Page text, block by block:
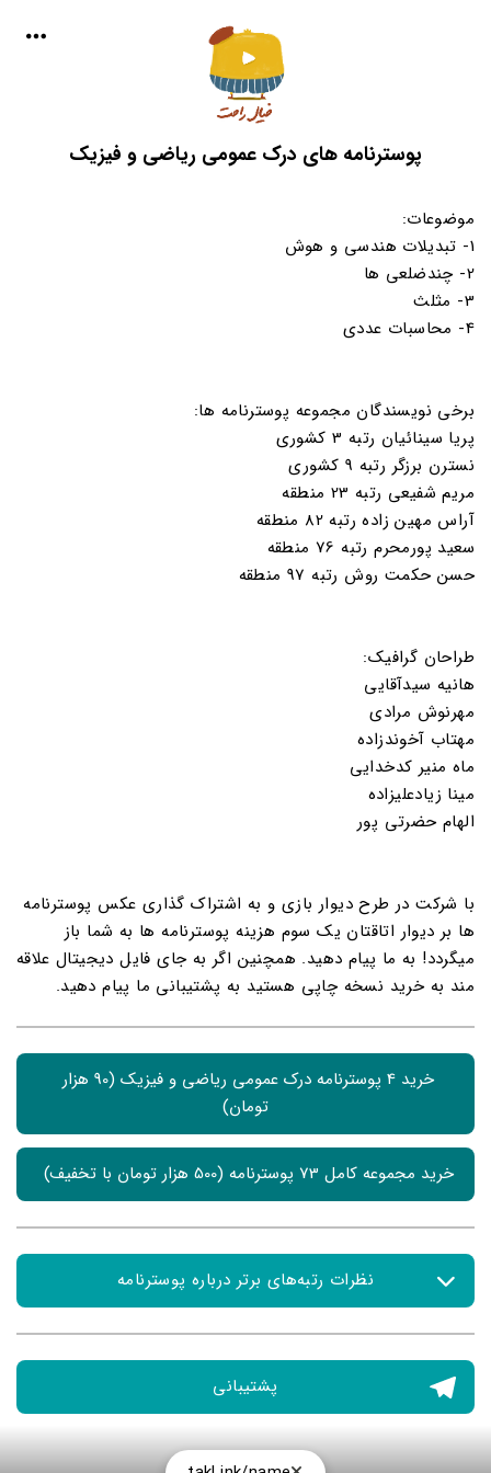
پوسترنامه های درک عمومی ریاضی و فیزیک
موضوعات:
1- تبدیلات هندسی و هوش
2- چندضلعی ها
3- مثلث
4- محاسبات عددی
برخی نویسندگان مجموعه پوسترنامه ها:
پریا سینائیان رتبه 3 کشوری
نسترن برزگر رتبه 9 کشوری
مریم شفیعی رتبه 23 منطقه
آراس مهین زاده رتبه 82 منطقه
سعید پورمحرم رتبه 76 منطقه
حسن حکمت روش رتبه 97 منطقه
طراحان گرافیک:
هانیه سیدآقایی
مهرنوش مرادی
مهتاب آخوندزاده
ماه منیر کدخدایی
مینا زیادعلیزاده
الهام حضرتی پور
با شرکت در طرح دیوار بازی و به اشتراک گذاری عکس پوسترنامه
ها بر دیوار اتاقتان یک سوم هزینه پوسترنامه ها به شما باز
میگردد! به ما پیام دهید. همچنین اگر به جای فایل دیجیتال علاقه
مند به خرید نسخه چاپی هستید به پشتیبانی ما پیام دهید.
تومان)
خرید مجموعه کامل 73 پوسترنامه (500 هزار تومان با تخفیف)
نظرات رتبه‌های برتر درباره پوسترنامه
پارسا انصاری رتبه چهار کشوری کنکور هنر:
یکی از بزرگترین مشکلات من در سال کنکور، فراموش کردن
اسم هنرمندان و سبک ها بود. برای همین خلاصه های
مفیدی از مباحث سردرگم کننده مثل نگارگری رو به دیوار
اتاقم نصب کردم و هر روز مرورشون کردم. یادم میاد یک روز
پشتیبانی